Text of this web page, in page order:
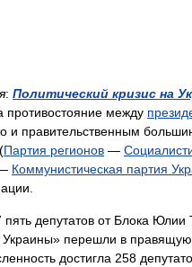
: Политический кризис на
противостояние между
и правительственным
(Партия регионов —
Коммунистическая партия
депутатов от Блока
перешли в правящую
достигла 258